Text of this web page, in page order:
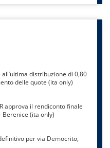
distribuzione di 0,80
delle quote (ita only)
approva il rendiconto finale
Berenice (ita only)
per via Democrito,